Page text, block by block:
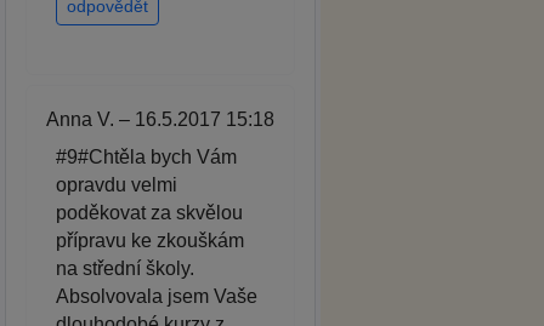
odpovědět
Anna V. – 16.5.2017 15:18
#9#Chtěla bych Vám
opravdu velmi
poděkovat za skvělou
přípravu ke zkouškám
na střední školy.
Absolvovala jsem Vaše